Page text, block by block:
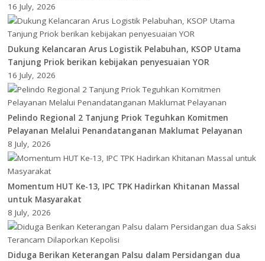
16 July, 2026
Dukung Kelancaran Arus Logistik Pelabuhan, KSOP Utama
Tanjung Priok berikan kebijakan penyesuaian YOR
16 July, 2026
Pelindo Regional 2 Tanjung Priok Teguhkan Komitmen
Pelayanan Melalui Penandatanganan Maklumat Pelayanan
8 July, 2026
Momentum HUT Ke-13, IPC TPK Hadirkan Khitanan Massal
untuk Masyarakat
8 July, 2026
Diduga Berikan Keterangan Palsu dalam Persidangan dua